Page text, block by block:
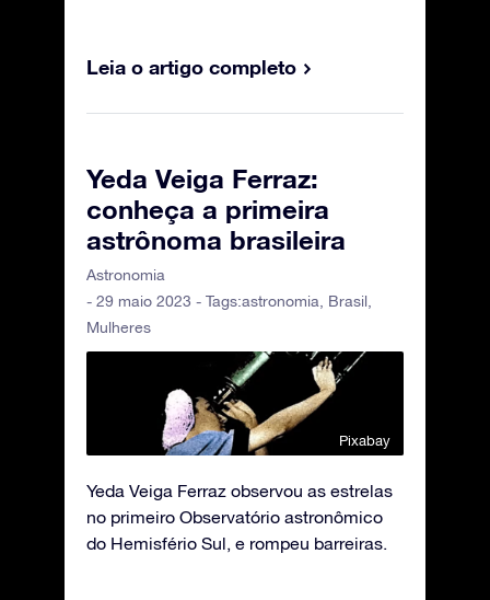
Leia o artigo completo
Yeda Veiga Ferraz:
conheça a primeira
astrônoma brasileira
Astronomia
- 29 maio 2023 - Tags:astronomia Brasil
Mulheres
Pixabay
Yeda Veiga Ferraz observou as estrelas
no primeiro Observatório astronômico
do Hemisfério Sul, e rompeu barreiras.